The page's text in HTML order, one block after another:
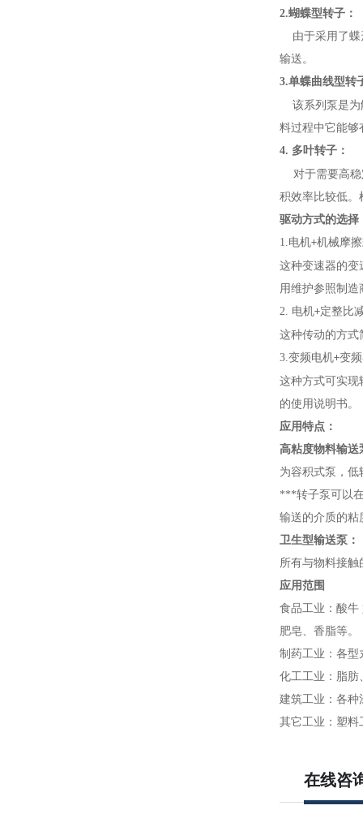
2.蝴蝶型转子：
由于采用了
输送。
3.单蝶曲线型转
该系列泵是
料过程中它能够
4. 多叶转子：
对于需要高
积效率比较低。
驱动方式的选择
1.电机+机械摩
这种变速器的变
用维护参照制造
2. 电机+定整比
这种传动的方式
3.变频电机+变
这种方式可实现
的使用说明书。
应用特点：
高粘度物料输送
为容积式泵，
***转子泵可以
输送的介质的粘
卫生型输送泵：
所有与物料接
应用范围
食品工业：酸牛
肥皂、香脂等。
制药工业：各型
化工工业：脂肪
建筑工业：各种
其它工业：塑料
在线咨